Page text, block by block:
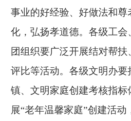
事业的好经验、好做法和
化，弘扬孝道德。各级工
团组织要广泛开展结对帮
评比等活动。各级文明办
镇、文明家庭创建考核指
展“老年温馨家庭”创建活